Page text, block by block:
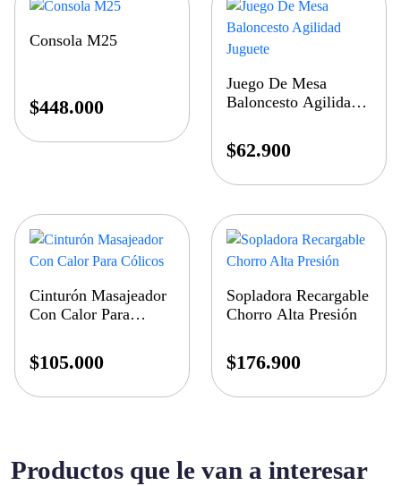
Consola M25
$448.000
Juego De Mesa
Baloncesto Agilidad
$62.900
Cinturón Masajeador
Con Calor Para
$105.000
Sopladora Recargable
Chorro Alta Presión
$176.900
Productos que le van a interesar